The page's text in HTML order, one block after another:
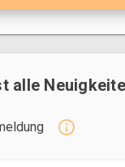
alle